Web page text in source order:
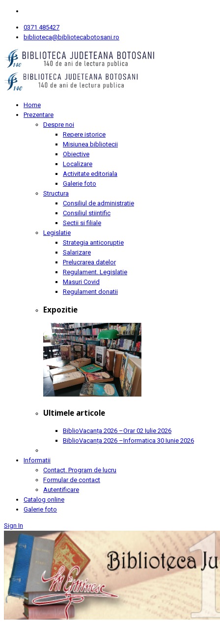
0371 485427
biblioteca@bibliotecabotosani.ro
Home
Prezentare
Despre noi
Repere istorice
Misiunea bibliotecii
Obiective
Localizare
Activitate editoriala
Galerie foto
Structura
Consiliul de administratie
Consiliul stiintific
Sectii si filiale
Legislatie
Strategia anticoruptie
Salarizare
Prelucrarea datelor
Regulament. Legislatie
Masuri Covid
Regulament donatii
Expozitie
Ultimele articole
BiblioVacanța 2026 –Orar02 Iulie 2026
BiblioVacanța 2026 –Informatica 30 Iunie 2026
Informatii
Contact. Program de lucru
Formular de contact
Autentificare
Catalog online
Galerie foto
Sign In